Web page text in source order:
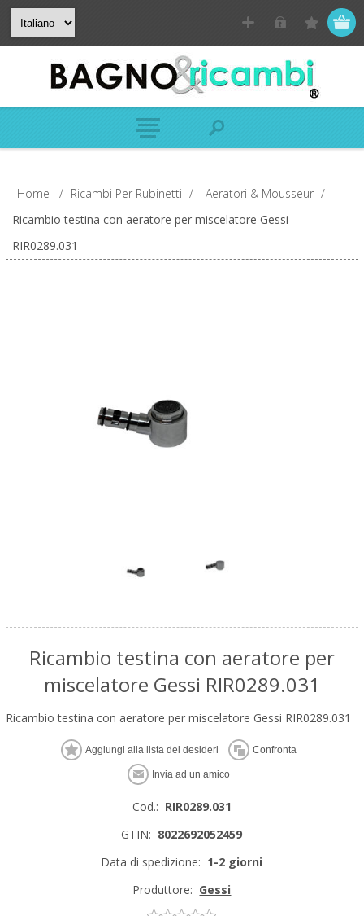
Home / Ricambi Per Rubinetti / Aeratori & Mousseur /
Ricambio testina con aeratore per miscelatore Gessi
RIR0289.031
Ricambio testina con aeratore per
miscelatore Gessi RIR0289.031
Ricambio testina con aeratore per miscelatore Gessi RIR0289.031
Cod.: RIR0289.031
GTIN: 8022692052459
Data di spedizione: 1-2 giorni
Produttore: Gessi